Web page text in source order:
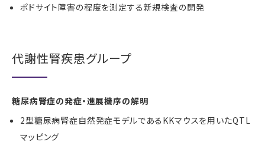
ポドサイト障害の程度を測定する新規検査の開発
代謝性腎疾患グループ
糖尿病腎症の発症・進展機序の解明
2型糖尿病腎症自然発症モデルであるKKマウスを用いたQTL
マッピング